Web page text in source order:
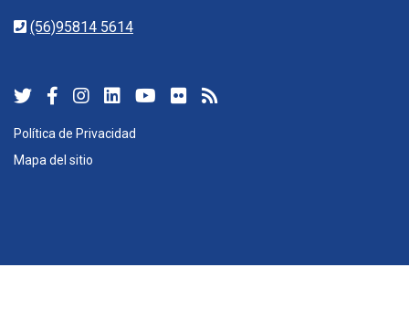
(56)95814 5614
Política de Privacidad
Mapa del sitio